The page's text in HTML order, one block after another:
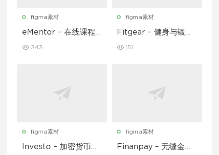
figma素材
eMentor – 在线课程
UI Kit
343
figma素材
Fitgear – 健身与锻炼
151
figma素材
Investo – 加密货币应
figma素材
Finanpay – 无缝金融